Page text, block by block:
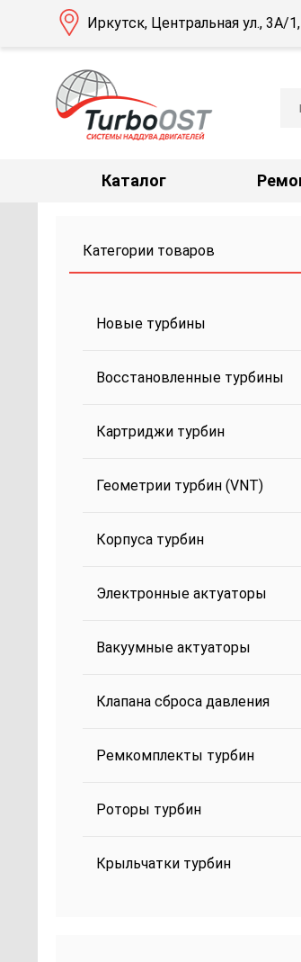
Каталог
Иркутск, Центральная ул., 3А/
Категории товаров
Новые турбины
Восстановленные турбины
Картриджи турбин
Геометрии турбин (VNT)
Корпуса турбин
Электронные актуаторы
Вакуумные актуаторы
Клапана сброса давления
Ремкомплекты турбин
Роторы турбин
Крыльчатки турбин